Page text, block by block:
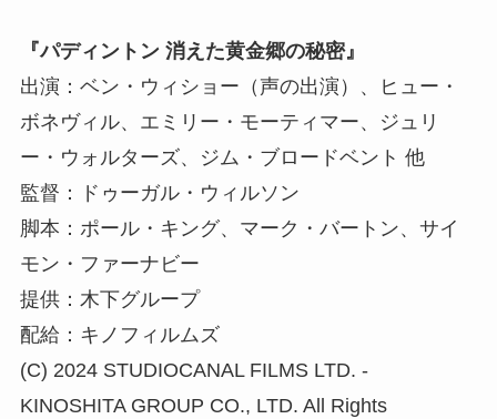
『パディントン 消えた黄金郷の秘密』
出演：ベン・ウィショー（声の出演）、ヒュー・
ボネヴィル、エミリー・モーティマー、ジュリ
ー・ウォルターズ、ジム・ブロードベント 他
監督：ドゥーガル・ウィルソン
脚本：ポール・キング、マーク・バートン、サイ
モン・ファーナビー
提供：木下グループ
配給：キノフィルムズ
(C) 2024 STUDIOCANAL FILMS LTD. ‐
KINOSHITA GROUP CO., LTD. All Rights